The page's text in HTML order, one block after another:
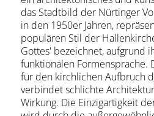
das Stadtbild der Nürtinger
in den 1950er Jahren,
populären Stil der
Gottes' bezeichnet, aufgrund
funktionalen Formensprache.
für den kirchlichen Aufbruch
verbindet schlichte
Wirkung. Die Einzigartigkeit